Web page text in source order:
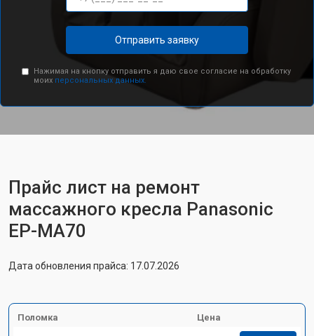
Отправить заявку
Нажимая на кнопку отправить я даю свое согласие на обработку
моих персональных данных.
Прайс лист на ремонт
массажного кресла Panasonic
EP-MA70
Дата обновления прайса: 17.07.2026
Поломка Цена